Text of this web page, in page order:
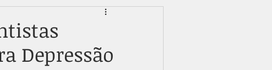
MEDITAÇÃO
TDAH TEPT
Depressão